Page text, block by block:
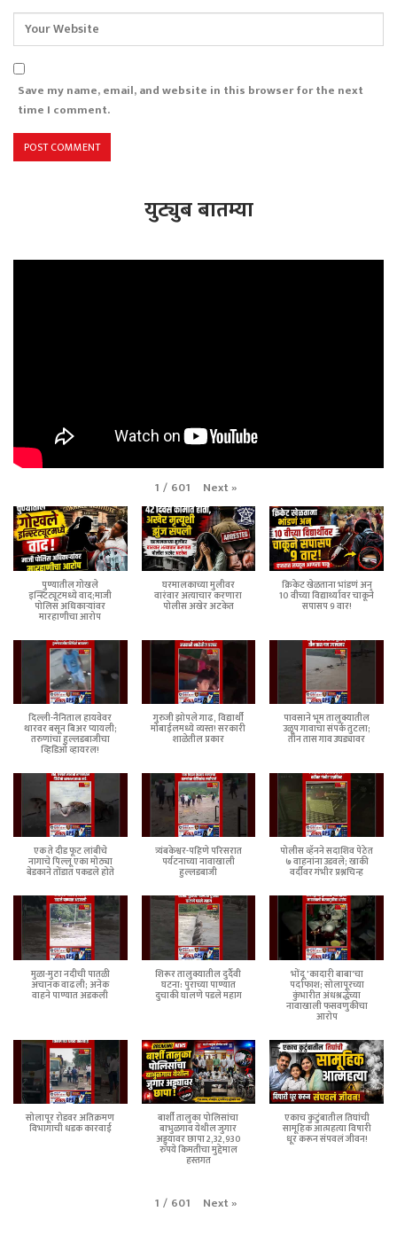
Save my name, email, and website in this browser for the next
time I comment.
युट्युब बातम्या
1 / 601 Next»
पुण्यातील गोखले
इन्स्टिट्यूटमध्ये वाद;माजी
पोलिस अधिकाऱ्यांवर
मारहाणीचा आरोप
घरमालकाच्या मुलीवर
वारंवार अत्याचार करणारा
पोलीस अखेर अटकेत
क्रिकेट खेळताना भांडणं अन्
10 वीच्या विद्यार्थ्यावर चाकूने
सपासप 9 वार!
दिल्ली-नैनिताल हायवेवर
थारवर बसून बिअर प्यायली;
तरुणांचा हुल्लडबाजीचा
व्हिडिओ व्हायरल!
गुरुजी झोपले गाढ, विद्यार्थी
मोबाईलमध्ये व्यस्त! सरकारी
शाळेतील प्रकार
पावसाने भूम तालुक्यातील
उळूप गावाचा संपर्क तुटला;
तीन तास गाव उघड्यावर
एक ते दीड फूट लांबीचे
नागाचे पिल्लू एका मोठ्या
बेडकाने तोंडात पकडले होते
त्र्यंबकेश्वर-पहिणे परिसरात
पर्यटनाच्या नावाखाली
हुल्लडबाजी
पोलीस व्हॅनने सदाशिव पेठेत
७ वाहनांना उडवले; खाकी
वर्दीवर गंभीर प्रश्नचिन्ह
मुळा-मुठा नदीची पातळी
अचानक वाढली; अनेक
वाहने पाण्यात अडकली
शिरूर तालुक्यातील दुर्दैवी
घटना: पुराच्या पाण्यात
दुचाकी घालणे पडले महाग
भोंदू 'कादारी बाबा'चा
पर्दाफाश; सोलापूरच्या
कुंभारीत अंधश्रद्धेच्या
नावाखाली फसवणुकीचा
आरोप
सोलापूर रोडवर अतिक्रमण
विभागाची धडक कारवाई
बार्शी तालुका पोलिसांचा
बाभुळगाव येथील जुगार
अड्ड्यावर छापा 2,32,930
रुपये किमतीचा मुद्देमाल
हस्तगत
एकाच कुटुंबातील तिघांची
सामूहिक आत्महत्या विषारी
धूर करून संपवलं जीवन!
1 / 601 Next»